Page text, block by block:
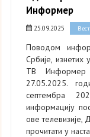
Информер
25.09.2025
Поводом
Србије, изнетих
ТВ Информер
27.05.2025.
септембра
информацију
ове телевизије,
прочитати у